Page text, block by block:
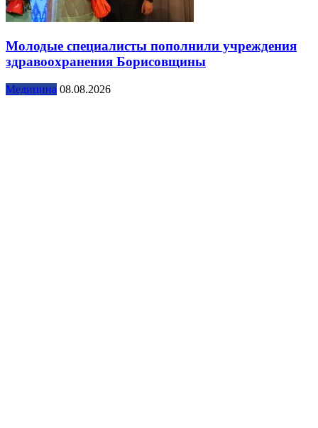
Молодые специалисты пополнили учреждения
здравоохранения Борисовщины
Медицина 08.08.2026